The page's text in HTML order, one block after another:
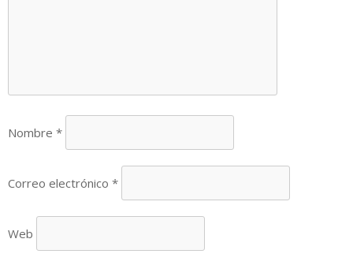
Nombre *
Correo electrónico *
Web